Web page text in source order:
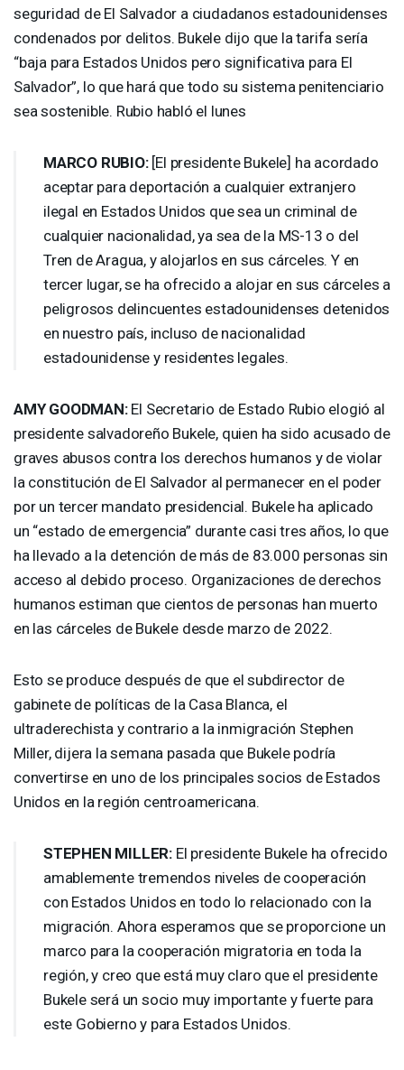
seguridad de El Salvador a ciudadanos estadounidenses
condenados por delitos. Bukele dijo que la tarifa sería
“baja para Estados Unidos pero significativa para El
Salvador”, lo que hará que todo su sistema penitenciario
sea sostenible. Rubio habló el lunes
MARCO RUBIO:[El presidente Bukele] ha acordado
aceptar para deportación a cualquier extranjero
ilegal en Estados Unidos que sea un criminal de
cualquier nacionalidad, ya sea de la MS-13 o del
Tren de Aragua, y alojarlos en sus cárceles. Y en
tercer lugar, se ha ofrecido a alojar en sus cárceles a
peligrosos delincuentes estadounidenses detenidos
en nuestro país, incluso de nacionalidad
estadounidense y residentes legales.
AMY GOODMAN:El Secretario de Estado Rubio elogió al
presidente salvadoreño Bukele, quien ha sido acusado de
graves abusos contra los derechos humanos y de violar
la constitución de El Salvador al permanecer en el poder
por un tercer mandato presidencial. Bukele ha aplicado
un “estado de emergencia” durante casi tres años, lo que
ha llevado a la detención de más de 83.000 personas sin
acceso al debido proceso. Organizaciones de derechos
humanos estiman que cientos de personas han muerto
en las cárceles de Bukele desde marzo de 2022.
Esto se produce después de que el subdirector de
gabinete de políticas de la Casa Blanca, el
ultraderechista y contrario a la inmigración Stephen
Miller, dijera la semana pasada que Bukele podría
convertirse en uno de los principales socios de Estados
Unidos en la región centroamericana.
STEPHEN MILLER: El presidente Bukele ha ofrecido
amablemente tremendos niveles de cooperación
con Estados Unidos en todo lo relacionado con la
migración. Ahora esperamos que se proporcione un
marco para la cooperación migratoria en toda la
región, y creo que está muy claro que el presidente
Bukele será un socio muy importante y fuerte para
este Gobierno y para Estados Unidos.